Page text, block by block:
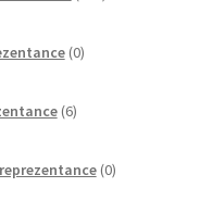
0izdelkov
6izdelkov
0izdelkov